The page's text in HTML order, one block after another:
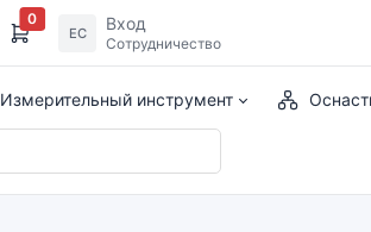
0
ЕС Вход
Сотрудничество
Измерительный инструмент